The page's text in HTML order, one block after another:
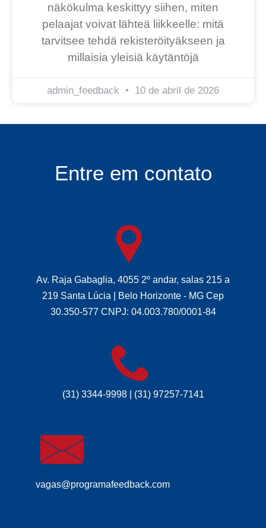
näkökulma keskittyy siihen, miten
pelaajat voivat lähteä liikkeelle: mitä
tarvitsee tehdä rekisteröityäkseen ja
millaisia yleisiä käytäntöjä
admin_feedback 10 de abril de 2026
Entre em contato
Av. Raja Gabaglia, 4055 2º andar, salas 215 a
219 Santa Lúcia | Belo Horizonte - MG Cep
30.350-577 CNPJ: 04.003.780/0001-84
(31) 3344-9998 | (31) 97257-7141
vagas@programafeedback.com